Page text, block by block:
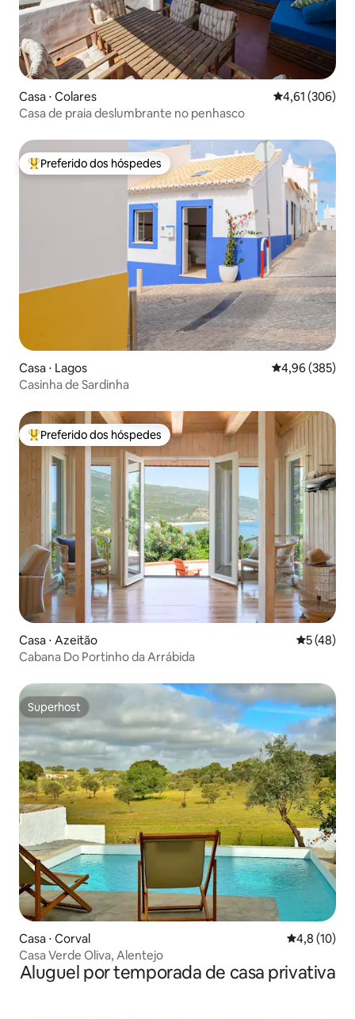
Casa ⋅ Colares 4,61 de uma
4,61 (306)
Casa de praia deslumbrante no penhasco
Entre os melhores preferidos dos hóspedes
Preferido dos hóspedes
Casa ⋅ Lagos 4,96 de uma
4,96 (385)
Casinha de Sardinha
Entre os melhores preferidos dos hóspedes
Preferido dos hóspedes
Casa ⋅ Azeitão 5 de uma
5 (48)
Cabana Do Portinho da Arrábida
Superhost
Superhost
Casa ⋅ Corval 4,8 de uma
4,8 (10)
Casa Verde Oliva, Alentejo
Aluguel por temporada de casa privativa